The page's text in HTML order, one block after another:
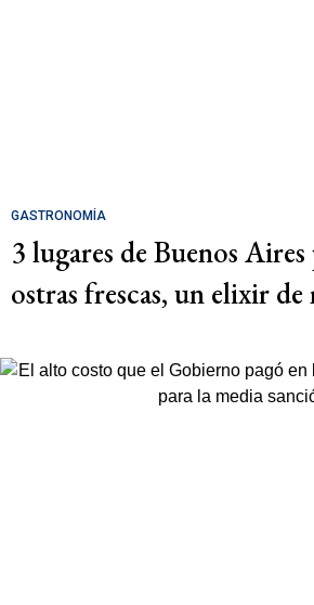
GASTRONOMÍA
3 lugares de Buenos
ostras frescas, un elixir de